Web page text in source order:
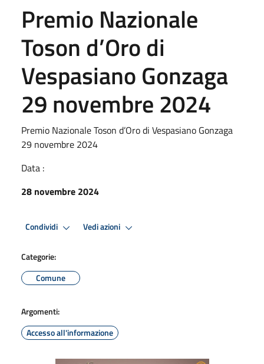
Premio Nazionale
Toson d’Oro di
Vespasiano Gonzaga
29 novembre 2024
Premio Nazionale Toson d’Oro di Vespasiano Gonzaga
29 novembre 2024
Data :
28 novembre 2024
Condividi Vedi azioni
Categorie:
Comune
Argomenti:
Accesso all'informazione